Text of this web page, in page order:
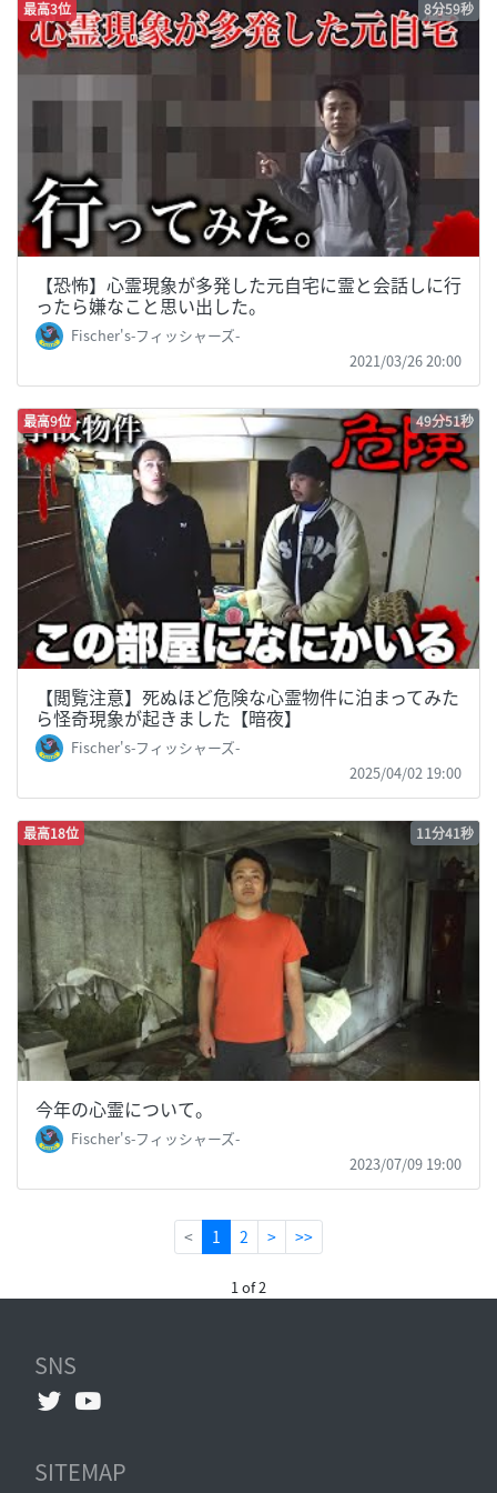
最高3位 8分59秒
【恐怖】心霊現象が多発した元自宅に霊と会話しに行
ったら嫌なこと思い出した。
Fischer's-フィッシャーズ-
2021/03/26 20:00
最高9位 49分51秒
【閲覧注意】死ぬほど危険な心霊物件に泊まってみた
ら怪奇現象が起きました【暗夜】
Fischer's-フィッシャーズ-
2025/04/02 19:00
最高18位 11分41秒
今年の心霊について。
Fischer's-フィッシャーズ-
2023/07/09 19:00
< 1 (current)
2 > >>
1 of 2
SNS
SITEMAP